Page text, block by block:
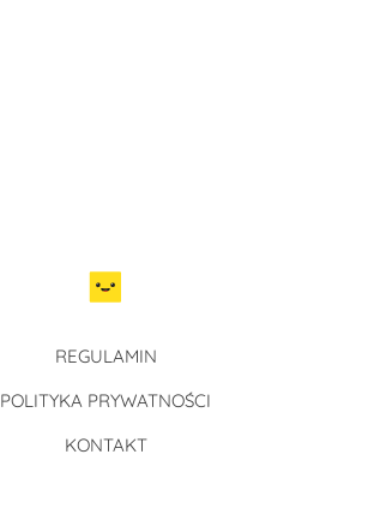
REGULAMIN
POLITYKA PRYWATNOŚCI
KONTAKT